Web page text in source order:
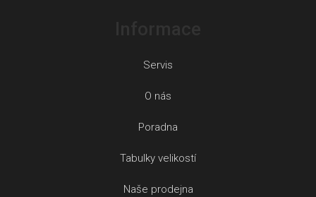
Servis
O nás
Poradna
Tabulky velikostí
Naše prodejna